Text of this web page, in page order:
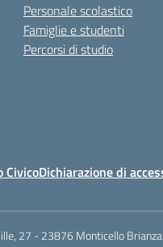
Personale scolastico
Famiglie e studenti
Percorsi di studio
CivicoDichiarazione di
27 - 23876 Monticello